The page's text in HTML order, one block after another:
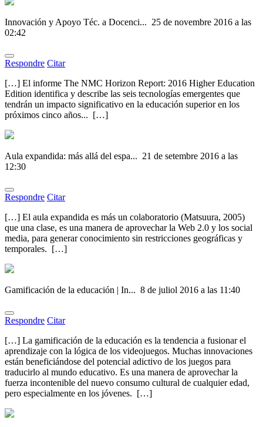
Innovación y Apoyo Téc. a Docenci... 25 de novembre 2016 a las
02:42
Respondre Citar
[…] El informe The NMC Horizon Report: 2016 Higher Education
Edition identifica y describe las seis tecnologías emergentes que
tendrán un impacto significativo en la educación superior en los
próximos cinco años... […]
Aula expandida: más allá del espa... 21 de setembre 2016 a las
12:30
Respondre Citar
[…] El aula expandida es más un colaboratorio (Matsuura, 2005)
que una clase, es una manera de aprovechar la Web 2.0 y los social
media, para generar conocimiento sin restricciones geográficas y
temporales. […]
Gamificación de la educación | In... 8 de juliol 2016 a las 11:40
Respondre Citar
[…] La gamificación de la educación es la tendencia a fusionar el
aprendizaje con la lógica de los videojuegos. Muchas innovaciones
están beneficiándose del potencial adictivo de los juegos para
traducirlo al mundo educativo. Es una manera de aprovechar la
fuerza incontenible del nuevo consumo cultural de cualquier edad,
pero especialmente en los jóvenes. […]